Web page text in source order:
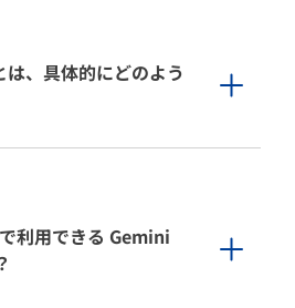
、具体的にどのよう
利用できる Gemini